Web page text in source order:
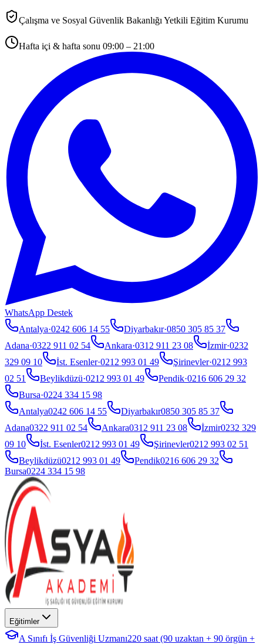
Çalışma ve Sosyal Güvenlik Bakanlığı Yetkili Eğitim Kurumu
Hafta içi & hafta sonu 09:00 – 21:00
WhatsApp Destek
Antalya·0242 606 14 55 Diyarbakır·0850 305 85 37
Adana·0322 911 02 54 Ankara·0312 911 23 08 İzmir·0232
329 09 10
İst. Esenler·0212 993 01 49 Şirinevler·0212 993
02 51
Beylikdüzü·0212 993 01 49 Pendik·0216 606 29 32
Bursa·0224 334 15 98
Antalya0242 606 14 55 Diyarbakır0850 305 85 37
Adana0322 911 02 54 Ankara0312 911 23 08 İzmir0232 329
09 10
İst. Esenler0212 993 01 49 Şirinevler0212 993 02 51
Beylikdüzü0212 993 01 49 Pendik0216 606 29 32
Bursa0224 334 15 98
Eğitimler
A Sınıfı İş Güvenliği Uzmanı220 saat (90 uzaktan + 90 örgün +